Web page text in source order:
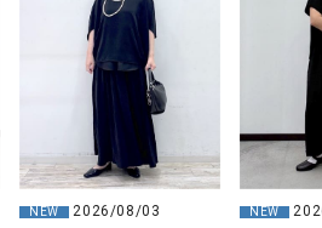
Emma Taylor（エマテイラー）
FLAVOR TEE（フレーバーティー）
GO TO HOLLYWOOD（ゴートゥーハリ
ッド）
G-STAR RAW（ジースターロウ）
NEW
2026/08/03
NEW